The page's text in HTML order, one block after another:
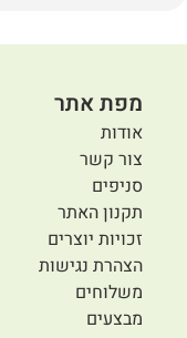
מפת אתר
אודות
צור קשר
סניפים
תקנון האתר
זכויות יוצרים
הצהרת נגישות
משלוחים
מבצעים